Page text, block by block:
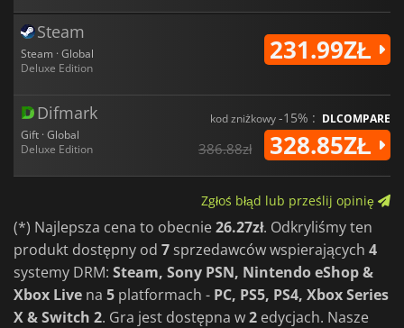
Steam
Steam · Global
Deluxe Edition
231.99ZŁ
Difmark
Gift · Global
Deluxe Edition
kod zniżkowy-15% : DLCOMPARE
386.88zł 328.85ZŁ
Zgłoś błąd lub prześlij opinię
(*) Najlepsza cena to obecnie26.27zł. Odkryliśmy ten
produkt dostępny od 7 sprzedawców wspierających 4
systemy DRM: Steam, Sony PSN, Nintendo eShop &
Xbox Live na 5 platformach - PC, PS5, PS4, Xbox Series
X & Switch 2. Gra jest dostępna w2 edycjach. Nasze